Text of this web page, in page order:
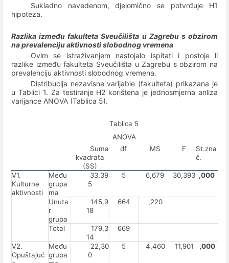
Sukladno navedenom, djelomično se potvrđuje H1
hipoteza.
Razlika između fakulteta Sveučilišta u Zagrebu s obzirom
na prevalenciju aktivnosti slobodnog vremena
Ovim se istraživanjem nastojalo ispitati i postoje li
razlike između fakulteta Sveučilišta u Zagrebu s obzirom na
prevalenciju aktivnosti slobodnog vremena.
Distribucija nezavisne varijable (fakulteta) prikazana je
u Tablici 1. Za testiranje H2 korištena je jednosmjerna anliza
varijance ANOVA (Tablica 5).
Tablica 5
ANOVA
Suma
kvadrata
(SS)
df MS F
St.zna
č.
V1.
Kulturne
aktivnosti
Među
grupa
ma
33,39
5
5 6,679 30,393 ,000
Unuta
r
grupa
145,9
18
664 ,220
Total
179,3
14
669
V2.
Opuštajuć
Među
grupa
22,30
0
5 4,460 11,901 ,000